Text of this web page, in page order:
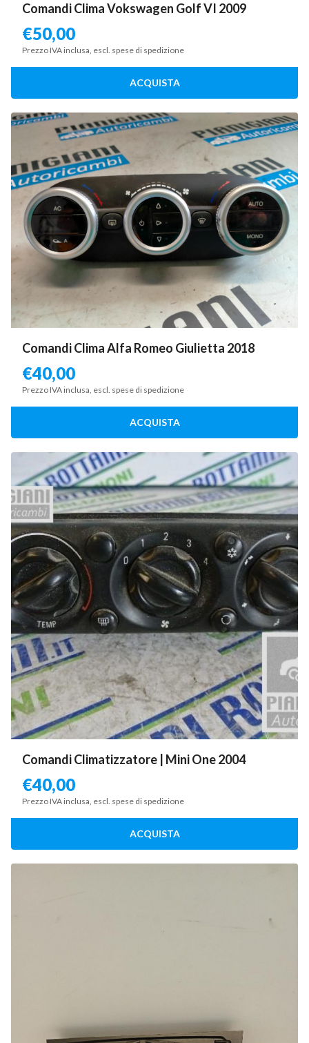
Comandi Clima Vokswagen Golf VI 2009
€50,00
Prezzo IVA inclusa, escl. spese di spedizione
ACQUISTA
Comandi Clima Alfa Romeo Giulietta 2018
€40,00
Prezzo IVA inclusa, escl. spese di spedizione
ACQUISTA
Comandi Climatizzatore | Mini One 2004
€40,00
Prezzo IVA inclusa, escl. spese di spedizione
ACQUISTA